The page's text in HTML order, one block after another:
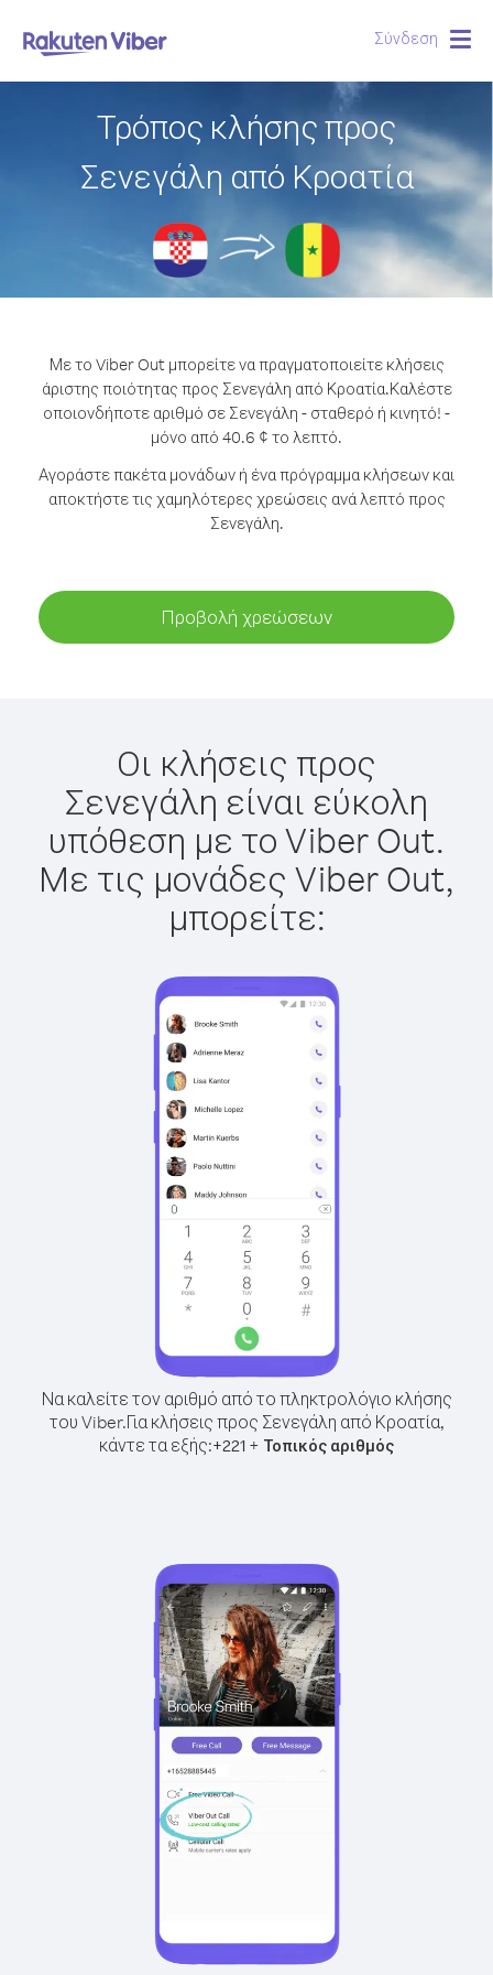
Σύνδεση
Τρόπος κλήσης προς
Σενεγάλη από Κροατία
Με το Viber Out μπορείτε να πραγματοποιείτε κλήσεις
άριστης ποιότητας προς Σενεγάλη από Κροατία.Καλέστε
οποιονδήποτε αριθμό σε Σενεγάλη - σταθερό ή κινητό! -
μόνο από 40.6 ¢ το λεπτό.
Αγοράστε πακέτα μονάδων ή ένα πρόγραμμα κλήσεων και
αποκτήστε τις χαμηλότερες χρεώσεις ανά λεπτό προς
Σενεγάλη.
Προβολή χρεώσεων
Οι κλήσεις προς
Σενεγάλη είναι εύκολη
υπόθεση με το Viber Out.
Με τις μονάδες Viber Out,
μπορείτε:
Να καλείτε τον αριθμό από το πληκτρολόγιο κλήσης
του Viber.Για κλήσεις προς Σενεγάλη από Κροατία,
κάντε τα εξής:+221 + Τοπικός αριθμός